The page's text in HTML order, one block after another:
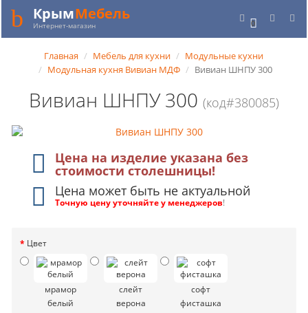
0
КрымМебель
Интернет-магазин
Главная Мебель для кухни
Модульные кухни
Модульная кухня Вивиан МДФ
Вивиан ШНПУ 300
Вивиан ШНПУ 300 (код#380085)
Цена на изделие указана без
стоимости столешницы!
Цена может быть не актуальной
Точную цену уточняйте у менеджеров!
Цвет
мрамор
белый
слейт
верона
софт
фисташка